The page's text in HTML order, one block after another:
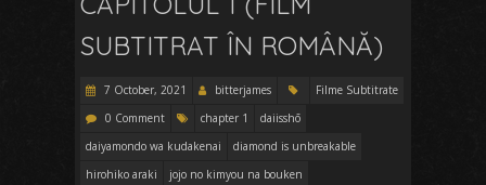
SUBTITRAT ÎN ROMÂNĂ)
7 October, 2021 bitterjames
Filme Subtitrate
0 Comment
chapter 1
daiisshō
daiyamondo wa kudakenai
diamond is unbreakable
hirohiko araki
jojo no kimyou na bouken